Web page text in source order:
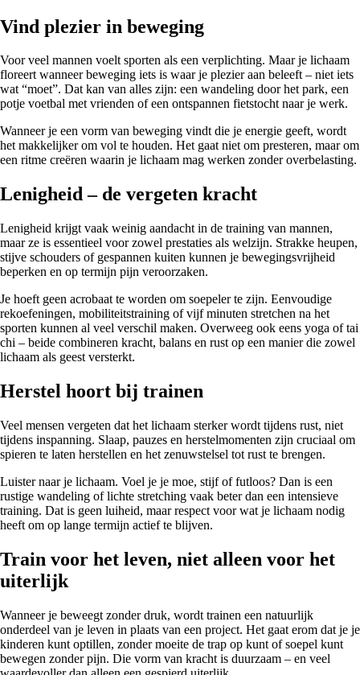
Vind plezier in beweging
Voor veel mannen voelt sporten als een verplichting. Maar je lichaam
floreert wanneer beweging iets is waar je plezier aan beleeft – niet iets
wat “moet”. Dat kan van alles zijn: een wandeling door het park, een
potje voetbal met vrienden of een ontspannen fietstocht naar je werk.
Wanneer je een vorm van beweging vindt die je energie geeft, wordt
het makkelijker om vol te houden. Het gaat niet om presteren, maar om
een ritme creëren waarin je lichaam mag werken zonder overbelasting.
Lenigheid – de vergeten kracht
Lenigheid krijgt vaak weinig aandacht in de training van mannen,
maar ze is essentieel voor zowel prestaties als welzijn. Strakke heupen,
stijve schouders of gespannen kuiten kunnen je bewegingsvrijheid
beperken en op termijn pijn veroorzaken.
Je hoeft geen acrobaat te worden om soepeler te zijn. Eenvoudige
rekoefeningen, mobiliteitstraining of vijf minuten stretchen na het
sporten kunnen al veel verschil maken. Overweeg ook eens yoga of tai
chi – beide combineren kracht, balans en rust op een manier die zowel
lichaam als geest versterkt.
Herstel hoort bij trainen
Veel mensen vergeten dat het lichaam sterker wordt tijdens rust, niet
tijdens inspanning. Slaap, pauzes en herstelmomenten zijn cruciaal om
spieren te laten herstellen en het zenuwstelsel tot rust te brengen.
Luister naar je lichaam. Voel je je moe, stijf of futloos? Dan is een
rustige wandeling of lichte stretching vaak beter dan een intensieve
training. Dat is geen luiheid, maar respect voor wat je lichaam nodig
heeft om op lange termijn actief te blijven.
Train voor het leven, niet alleen voor het
uiterlijk
Wanneer je beweegt zonder druk, wordt trainen een natuurlijk
onderdeel van je leven in plaats van een project. Het gaat erom dat je je
kinderen kunt optillen, zonder moeite de trap op kunt of soepel kunt
bewegen zonder pijn. Die vorm van kracht is duurzaam – en veel